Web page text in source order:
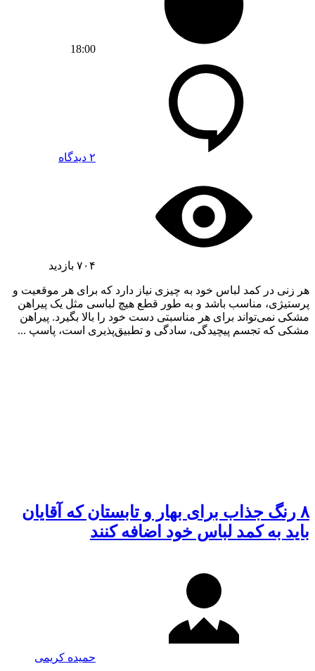
18:00
۲ دیدگاه
۷۰۴ بازدید
هر زنی در کمد لباس خود به چیزی نیاز دارد که برای هر موقعیت و
پرستیژی، مناسب باشد و به طور قطع هیچ لباسی مثل یک پیراهن
مشکی نمی‌تواند برای هر مناسبتی دست خود را بالا بگیرد. پیراهن
مشکی که تجسم پیچیدگی، سادگی و تطبیق‌پذیری است، پاسپ ...
۸ رنگ جذاب برای بهار و تابستان که آقایان
باید به کمد لباس خود اضافه کنند
حمیده کریمی